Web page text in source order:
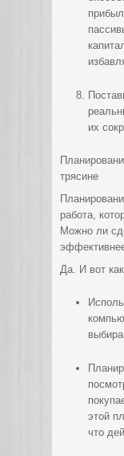
их
трясине
работа,
Можно ли
Да. И вот
этой
что